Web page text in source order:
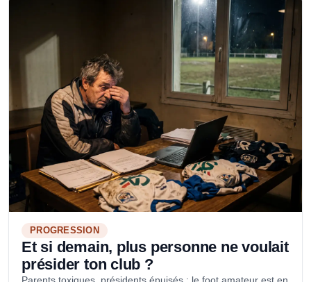
PROGRESSION
Et si demain, plus personne ne voulait
présider ton club ?